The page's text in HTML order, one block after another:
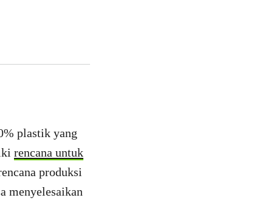
plastik yang
rencana untuk
produksi
menyelesaikan